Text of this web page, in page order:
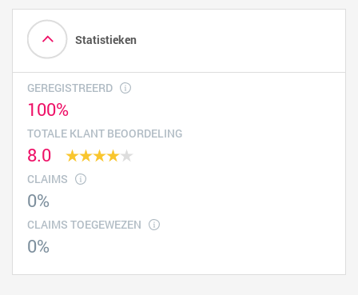
Statistieken
GEREGISTREERD
100%
TOTALE KLANT BEOORDELING
8.0
CLAIMS
0%
CLAIMS TOEGEWEZEN
0%